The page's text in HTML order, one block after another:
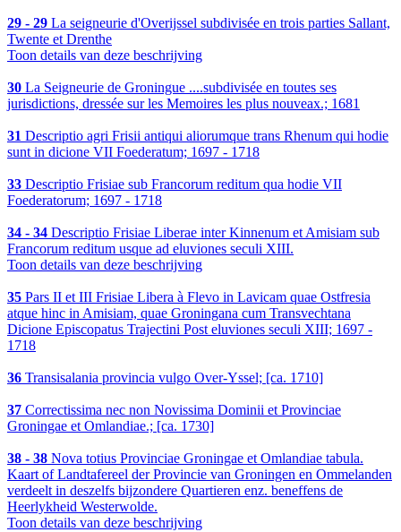
29 - 29 La seigneurie d'Overijssel subdivisée en trois parties Sallant,
Twente et Drenthe
Toon details van deze beschrijving
30 La Seigneurie de Groningue ....subdivisée en toutes ses
jurisdictions, dressée sur les Memoires les plus nouveax.; 1681
31 Descriptio agri Frisii antiqui aliorumque trans Rhenum qui hodie
sunt in dicione VII Foederatum; 1697 - 1718
33 Descriptio Frisiae sub Francorum reditum qua hodie VII
Foederatorum; 1697 - 1718
34 - 34 Descriptio Frisiae Liberae inter Kinnenum et Amisiam sub
Francorum reditum usque ad eluviones seculi XIII.
Toon details van deze beschrijving
35 Pars II et III Frisiae Libera à Flevo in Lavicam quae Ostfresia
atque hinc in Amisiam, quae Groningana cum Transvechtana
Dicione Episcopatus Trajectini Post eluviones seculi XIII; 1697 -
1718
36 Transisalania provincia vulgo Over-Yssel; [ca. 1710]
37 Correctissima nec non Novissima Dominii et Provinciae
Groningae et Omlandiae.; [ca. 1730]
38 - 38 Nova totius Provinciae Groningae et Omlandiae tabula.
Kaart of Landtafereel der Provincie van Groningen en Ommelanden
verdeelt in deszelfs bijzondere Quartieren enz. beneffens de
Heerlykheid Westerwolde.
Toon details van deze beschrijving